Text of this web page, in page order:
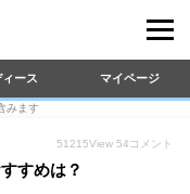
ィース マイページ
みます
51215View 54 コメント
すめは？